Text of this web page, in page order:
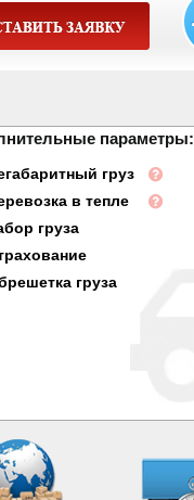
параметры:
груз
в тепле
груза
груза